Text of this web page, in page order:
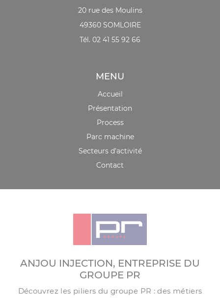
20 rue des Moulins
49360 SOMLOIRE
Tél. 02 41 55 92 66
MENU
Accueil
Présentation
Process
Parc machine
Secteurs d’activité
Contact
ANJOU INJECTION, ENTREPRISE DU
GROUPE PR
Découvrez les piliers du groupe PR : des métiers